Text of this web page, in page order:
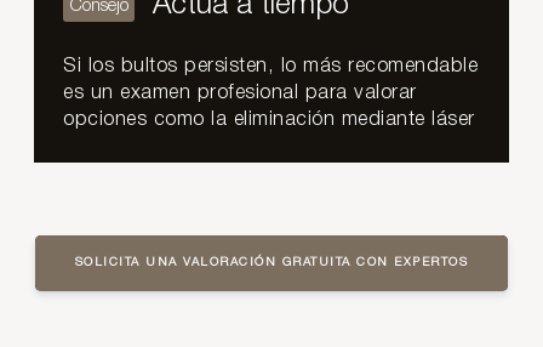
Actúa a tiempo
Si los bultos persisten, lo más recomendable
es un examen profesional para valorar
opciones como la eliminación mediante láser
SOLICITA UNA VALORACIÓN GRATUITA CON EXPERTOS